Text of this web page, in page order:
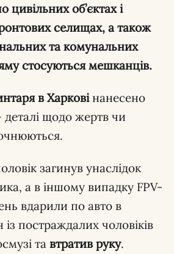
цивільних об’єктах і
селищах, а також
та комунальних
стосуються мешканців.
в Харковінанесено
щодо жертв чи
загинув унаслідок
а в іншому випадку FPV-
вдарили по авто в
постраждалих чоловіків
та втратив руку.